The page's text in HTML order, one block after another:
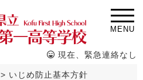
MENU
現在、緊急連絡なし
> いじめ防止基本方針